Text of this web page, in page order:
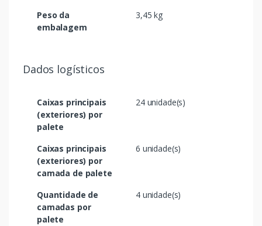
Peso da
embalagem
3,45 kg
Dados logísticos
Caixas principais
(exteriores) por
palete
24 unidade(s)
Caixas principais
(exteriores) por
camada de palete
6 unidade(s)
Quantidade de
camadas por
palete
4 unidade(s)